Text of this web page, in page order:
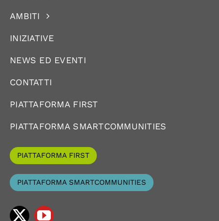
AMBITI
INIZIATIVE
NEWS ED EVENTI
CONTATTI
PIATTAFORMA FIRST
PIATTAFORMA SMARTCOMMUNITIES
PIATTAFORMA FIRST
PIATTAFORMA SMARTCOMMUNITIES